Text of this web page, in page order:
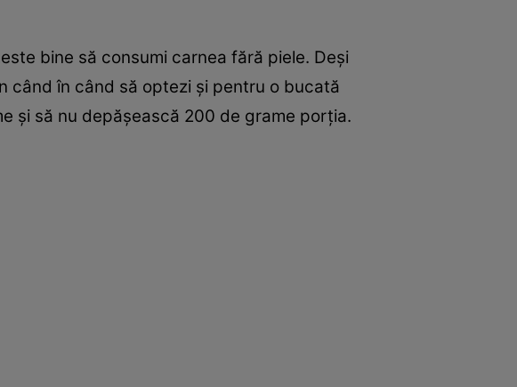
bine să consumi carnea fără piele. Deşi
când în când să optezi şi pentru o bucată
şi să nu depăşească 200 de grame porţia.